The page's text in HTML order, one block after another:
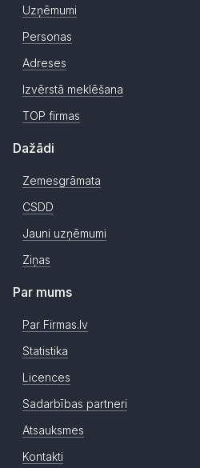
Uzņēmumi
Personas
Adreses
Izvērstā meklēšana
TOP firmas
Dažādi
Zemesgrāmata
CSDD
Jauni uzņēmumi
Ziņas
Par mums
Par Firmas.lv
Statistika
Licences
Sadarbības partneri
Atsauksmes
Kontakti